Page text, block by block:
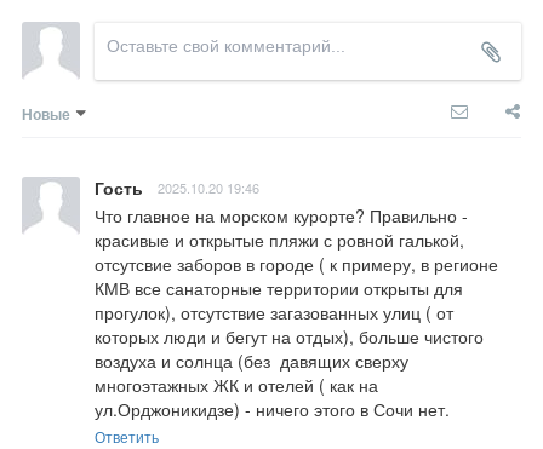
Новые
Гость 2025.10.20 19:46
Что главное на морском курорте? Правильно -
красивые и открытые пляжи с ровной галькой,
отсутсвие заборов в городе ( к примеру, в регионе
КМВ все санаторные территории открыты для
прогулок), отсутствие загазованных улиц ( от
которых люди и бегут на отдых), больше чистого
воздуха и солнца (без  давящих сверху
многоэтажных ЖК и отелей ( как на
ул.Орджоникидзе) - ничего этого в Сочи нет.
Ответить